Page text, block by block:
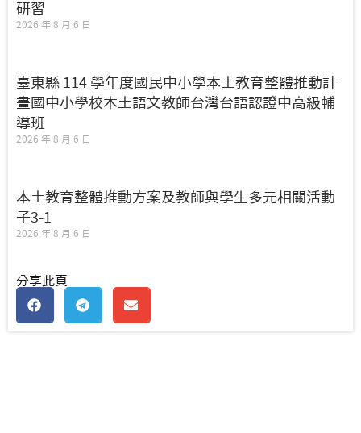
研習
2026 年 8 月 6 日
臺東縣 114 學年度國民中小學本土教育整體推動計
畫國中小學校本土語文教師台灣台語認證中高級輔
導班
2026 年 8 月 6 日
本土教育整體推動方案及教師與學生多元相關活動
子3-1
2026 年 8 月 6 日
分享此頁